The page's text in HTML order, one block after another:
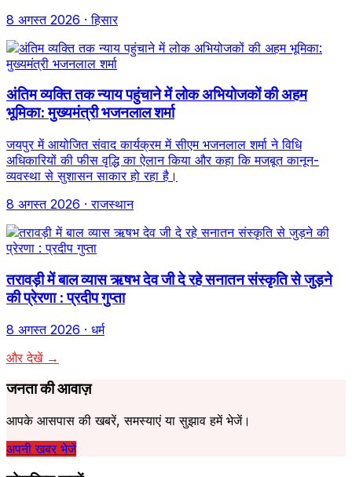
8 अगस्त 2026 · हिसार
अंतिम व्यक्ति तक न्याय पहुंचाने में लोक अभियोजकों की अहम
भूमिका: मुख्यमंत्री भजनलाल शर्मा
जयपुर में आयोजित संवाद कार्यक्रम में सीएम भजनलाल शर्मा ने विधि
अधिकारियों की फीस वृद्धि का ऐलान किया और कहा कि मजबूत कानून-
व्यवस्था से सुशासन साकार हो रहा है।
8 अगस्त 2026 · राजस्थान
तरावड़ी में बाल व्यास ऋषभ देव जी दे रहे सनातन संस्कृति से जुड़ने
की प्रेरणा : प्रदीप गुप्ता
8 अगस्त 2026 · धर्म
और देखें →
जनता की आवाज़
आपके आसपास की खबरें, समस्याएं या सुझाव हमें भेजें।
अपनी खबर भेजें